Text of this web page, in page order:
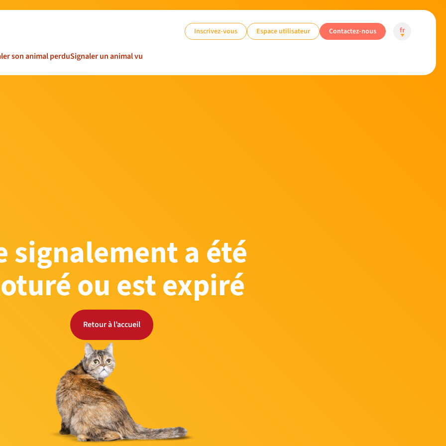
son animal perduSignaler un animal vu
Inscrivez-vous Espace utilisateur Contactez-nous fr
signalement a été
ou est expiré
Retour à l’accueil